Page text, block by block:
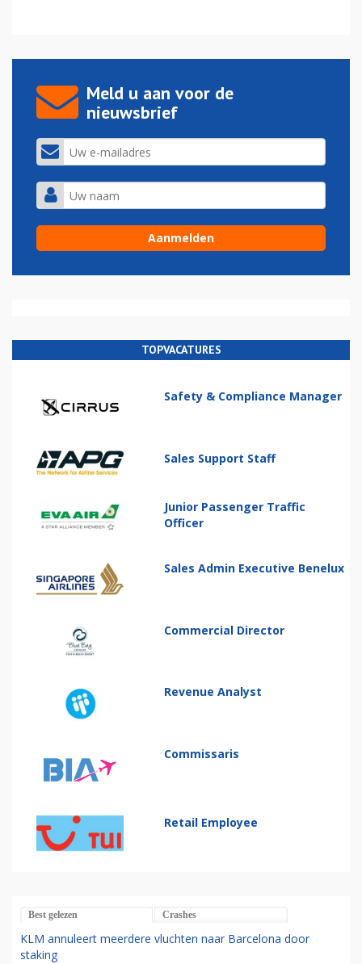
Meld u aan voor de
nieuwsbrief
TOPVACATURES
Safety & Compliance Manager
Sales Support Staff
Junior Passenger Traffic
Officer
Sales Admin Executive Benelux
Commercial Director
Revenue Analyst
Commissaris
Retail Employee
Best gelezen Crashes
KLM annuleert meerdere vluchten naar Barcelona door
staking